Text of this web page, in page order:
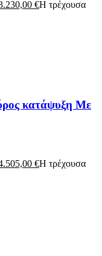
€Η τρέχουσα
κατάψυξη Με
€Η τρέχουσα